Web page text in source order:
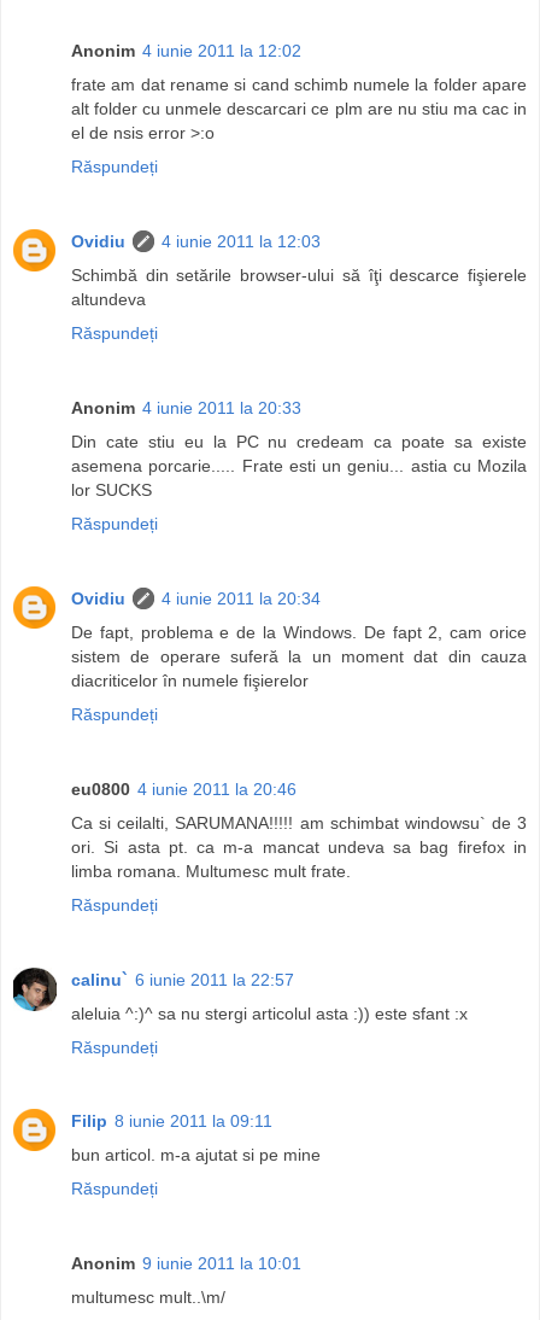
Anonim 4 iunie 2011 la 12:02
frate am dat rename si cand schimb numele la folder apare
alt folder cu unmele descarcari ce plm are nu stiu ma cac in
el de nsis error >:o
Răspundeți
Ovidiu
4 iunie 2011 la 12:03
Schimbă din setările browser-ului să îţi descarce fişierele
altundeva
Răspundeți
Anonim 4 iunie 2011 la 20:33
Din cate stiu eu la PC nu credeam ca poate sa existe
asemena porcarie..... Frate esti un geniu... astia cu Mozila
lor SUCKS
Răspundeți
Ovidiu
4 iunie 2011 la 20:34
De fapt, problema e de la Windows. De fapt 2, cam orice
sistem de operare suferă la un moment dat din cauza
diacriticelor în numele fişierelor
Răspundeți
eu0800 4 iunie 2011 la 20:46
Ca si ceilalti, SARUMANA!!!!! am schimbat windowsu` de 3
ori. Si asta pt. ca m-a mancat undeva sa bag firefox in
limba romana. Multumesc mult frate.
Răspundeți
calinu` 6 iunie 2011 la 22:57
aleluia ^:)^ sa nu stergi articolul asta :)) este sfant :x
Răspundeți
Filip 8 iunie 2011 la 09:11
bun articol. m-a ajutat si pe mine
Răspundeți
Anonim 9 iunie 2011 la 10:01
multumesc mult..\m/